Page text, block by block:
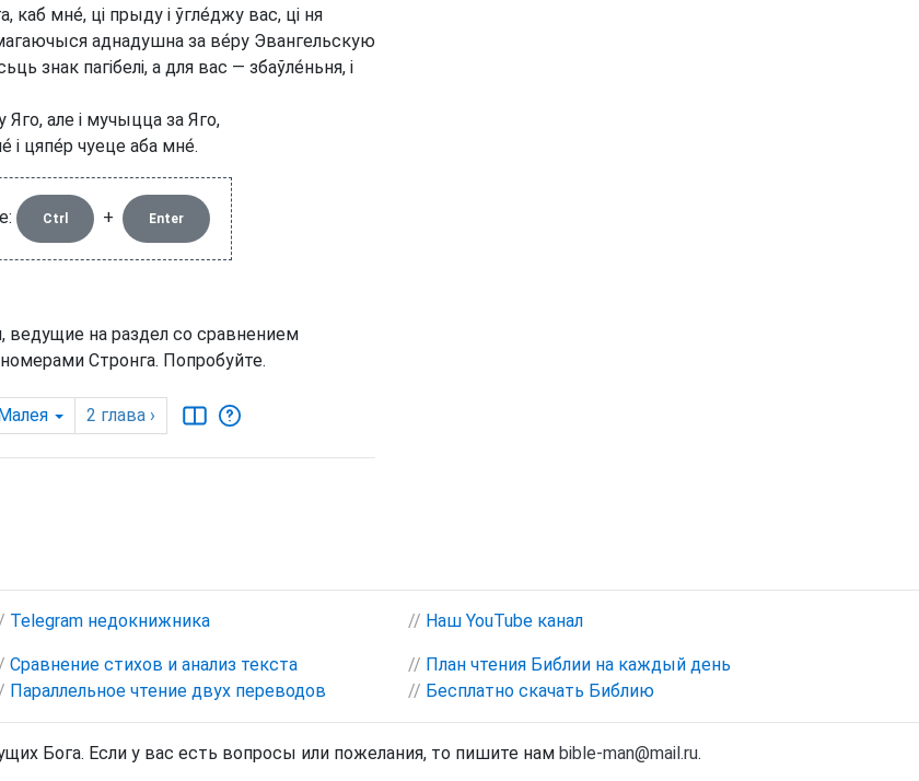
мне́, ці прыду і ўгле́джу вас, ці ня
аднадушна за ве́ру Эвангельскую
знак пагібелі, а для вас — збаўле́ньня, і
але і мучыцца за Яго,
цяпе́р чуеце аба мне́.
Ctrl + Enter
на раздел со сравнением
Стронга. Попробуйте.
2 глава ›
Telegram недокнижника // Наш YouTube канал
Сравнение стихов и анализ текста
Параллельное чтение двух переводов
// План чтения Библии на каждый день
// Бесплатно скачать Библию
Бога. Если у вас есть вопросы или пожелания, то пишите нам bible-man@mail.ru.